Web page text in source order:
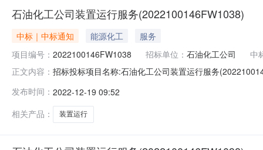
石油化工公司装置运行服务(2022100146FW1038)
中标｜中标通知 能源化工
服务
项目编号： 2022100146FW1038 招标单位： 石油化工公司
中
正文内容： 招标投标项目名称:石油化工公司装置运行服务
7819581公示日期：附件
发布时间： 2022-12-19 09:52
相关产品：
装置运行